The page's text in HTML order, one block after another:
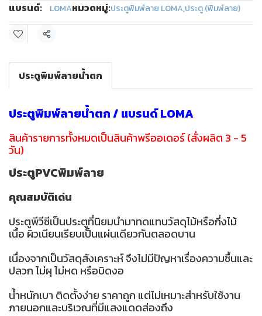
แบรนด์:
LOMAหมวดหมู่:ประตูพิมพ์ลาย LOMA,ประตู (พิมพ์ลาย)
แชร์
ประตูพิมพ์ลายน้ำตก
ประตูพิมพ์ลายน้ำตก / แบรนด์ LOMA
สินค้ารายการทั้งหมดเป็นสินค้าพรีออเดอร์ (สั่งผลิต 3 - 5
วัน)
ประตูPVCพิมพ์ลาย
คุณสมบัติเด่น
ประตูพีวีซีเป็นประตูที่นิยมนำมาทดแทนวัสดุไม้หรือกึ่งไม้
เนื้อ ผิวเนียนเรียบเป็นแผ่นเดียวกันตลอดบาน
เนื่องจากเป็นวัสดุสังเคราะห์ จึงไม่มีปัญหาเรื่องความชื้นและ
ปลวก ไม่ผุ ไม่หด หรือบิดงอ
น้ำหนักเบา ติดตั้งง่าย ราคาถูก แต่ไม่เหมาะสำหรับใช้งาน
ภายนอกและบริเวณที่มีแสงแดดส่องถึง